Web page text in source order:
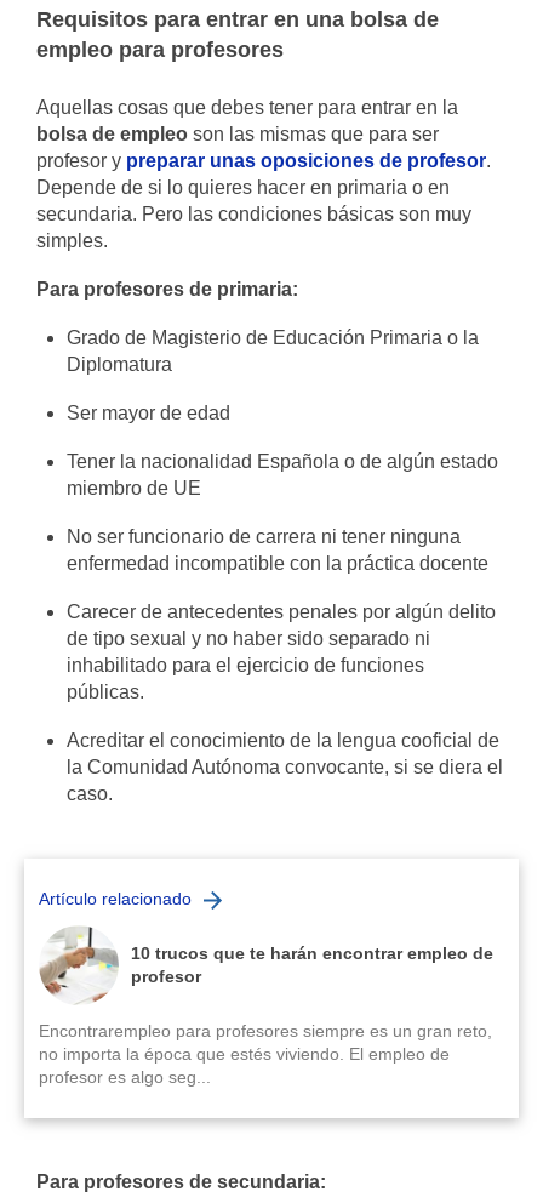
Requisitos para entrar en una bolsa de
empleo para profesores
Aquellas cosas que debes tener para entrar en la
bolsa de empleo son las mismas que para ser
profesor y preparar unas oposiciones de profesor.
Depende de si lo quieres hacer en primaria o en
secundaria. Pero las condiciones básicas son muy
simples.
Para profesores de primaria:
Grado de Magisterio de Educación Primaria o la
Diplomatura
Ser mayor de edad
Tener la nacionalidad Española o de algún estado
miembro de UE
No ser funcionario de carrera ni tener ninguna
enfermedad incompatible con la práctica docente
Carecer de antecedentes penales por algún delito
de tipo sexual y no haber sido separado ni
inhabilitado para el ejercicio de funciones
públicas.
Acreditar el conocimiento de la lengua cooficial de
la Comunidad Autónoma convocante, si se diera el
caso.
Artículo relacionado
10 trucos que te harán encontrar empleo de
profesor
Encontrarempleo para profesores siempre es un gran reto,
no importa la época que estés viviendo. El empleo de
profesor es algo seg...
Para profesores de secundaria: